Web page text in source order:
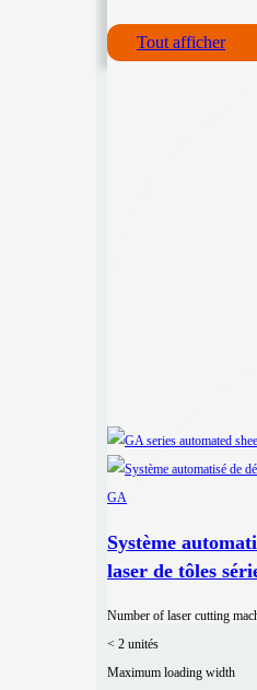
Tout afficher
Système
laser de tôles
Number of laser cutting
< 2 unités
Maximum loading width